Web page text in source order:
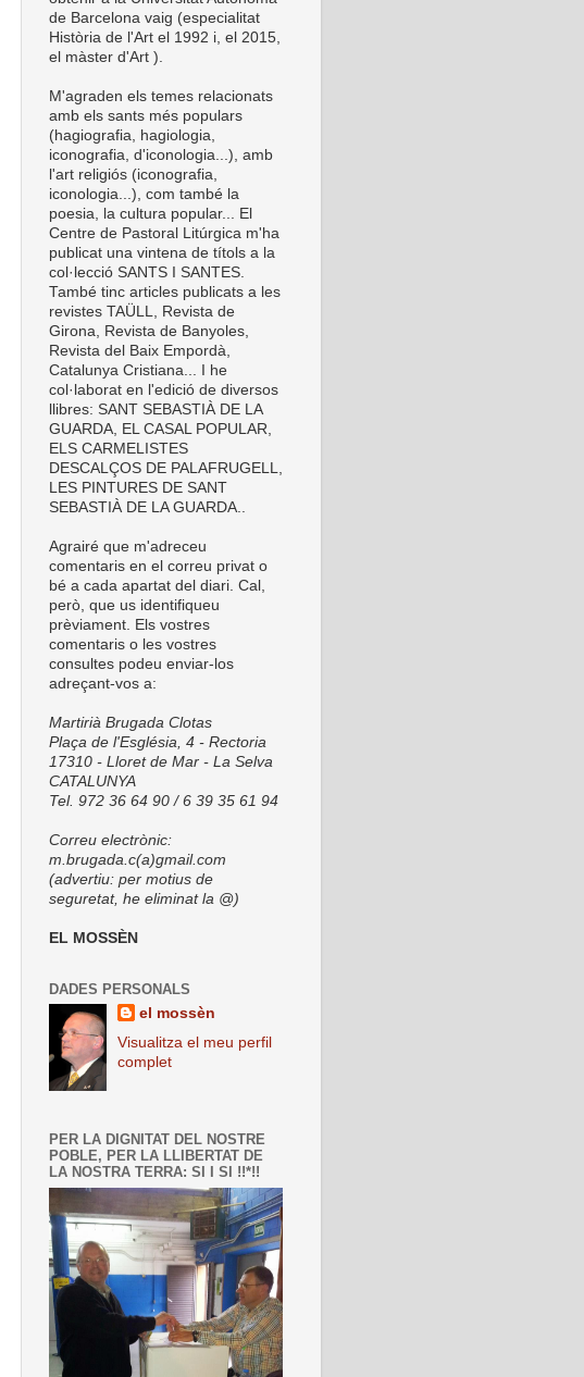
de Barcelona vaig (especialitat
Història de l'Art el 1992 i, el 2015,
el màster d'Art ).
M'agraden els temes relacionats
amb els sants més populars
(hagiografia, hagiologia,
iconografia, d'iconologia...), amb
l'art religiós (iconografia,
iconologia...), com també la
poesia, la cultura popular... El
Centre de Pastoral Litúrgica m'ha
publicat una vintena de títols a la
col·lecció SANTS I SANTES.
També tinc articles publicats a les
revistes TAÜLL, Revista de
Girona, Revista de Banyoles,
Revista del Baix Empordà,
Catalunya Cristiana... I he
col·laborat en l'edició de diversos
llibres: SANT SEBASTIÀ DE LA
GUARDA, EL CASAL POPULAR,
ELS CARMELISTES
DESCALÇOS DE PALAFRUGELL,
LES PINTURES DE SANT
SEBASTIÀ DE LA GUARDA..
Agrairé que m'adreceu
comentaris en el correu privat o
bé a cada apartat del diari. Cal,
però, que us identifiqueu
prèviament. Els vostres
comentaris o les vostres
consultes podeu enviar-los
adreçant-vos a:
Martirià Brugada Clotas
Plaça de l'Església, 4 - Rectoria
17310 - Lloret de Mar - La Selva
CATALUNYA
Tel. 972 36 64 90 / 6 39 35 61 94
Correu electrònic:
m.brugada.c(a)gmail.com
(advertiu: per motius de
seguretat, he eliminat la @)
EL MOSSÈN
DADES PERSONALS
el mossèn
Visualitza el meu perfil
complet
PER LA DIGNITAT DEL NOSTRE
POBLE, PER LA LLIBERTAT DE
LA NOSTRA TERRA: SI I SI !!*!!